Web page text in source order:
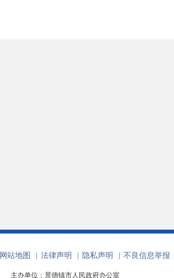
网站地图 | 法律声明 | 隐私声明 | 不良信息举报
主办单位：景德镇市人民政府办公室